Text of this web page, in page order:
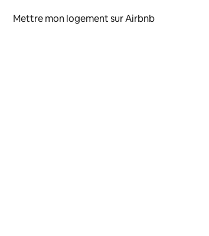
Mettre mon logement sur Airbnb